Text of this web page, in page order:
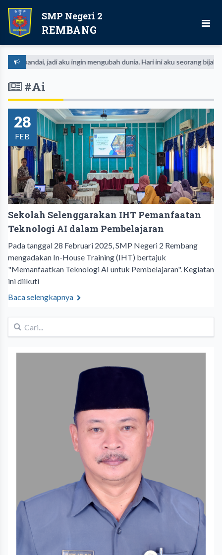
SMP Negeri 2
REMBANG
pandai, jadi aku ingin mengubah dunia. Hari ini aku seorang bijak,
#Ai
28
FEB
Sekolah Selenggarakan IHT Pemanfaatan
Teknologi AI dalam Pembelajaran
Pada tanggal 28 Februari 2025, SMP Negeri 2 Rembang
mengadakan In-House Training (IHT) bertajuk
"Memanfaatkan Teknologi AI untuk Pembelajaran". Kegiatan
ini diikuti
Baca selengkapnya